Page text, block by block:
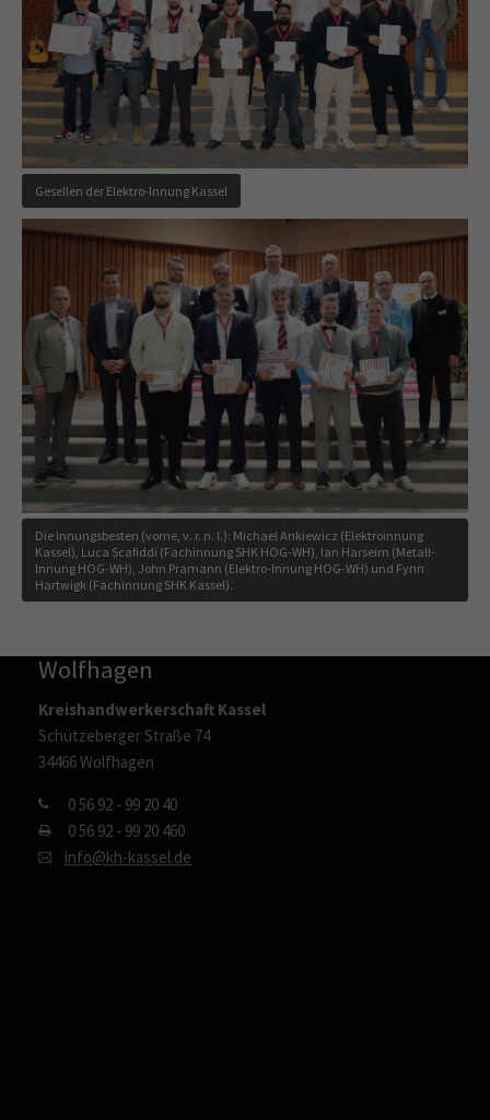
Gesellen der Elektro-Innung Kassel
Die Innungsbesten (vorne, v. r. n. l.): Michael Ankiewicz (Elektroinnung
Kassel), Luca Scafiddi (Fachinnung SHK HOG-WH), Ian Harseim (Metall-
Innung HOG-WH), John Pramann (Elektro-Innung HOG-WH) und Fynn
Hartwigk (Fachinnung SHK Kassel).
Über uns
Die Kreishandwerkerschaft Kassel ist für das Handwerk,
aber auch für die Menschen im Einzugsbereich von großer
Bedeutung. Sie nimmt als Organisation die
Gesamtinteressen des selbständigen Handwerks sowie die
gemeinsamen Interessen der Handwerksinnungen wahr.
Kassel
Kreishandwerkerschaft Kassel
Scheidemannplatz 2
34117 Kassel
05 61 - 78 48 40
Wolfhagen
Kreishandwerkerschaft Kassel
Schützeberger Straße 74
34466 Wolfhagen
0 56 92 - 99 20 40
0 56 92 - 99 20 460
info@kh-kassel.de